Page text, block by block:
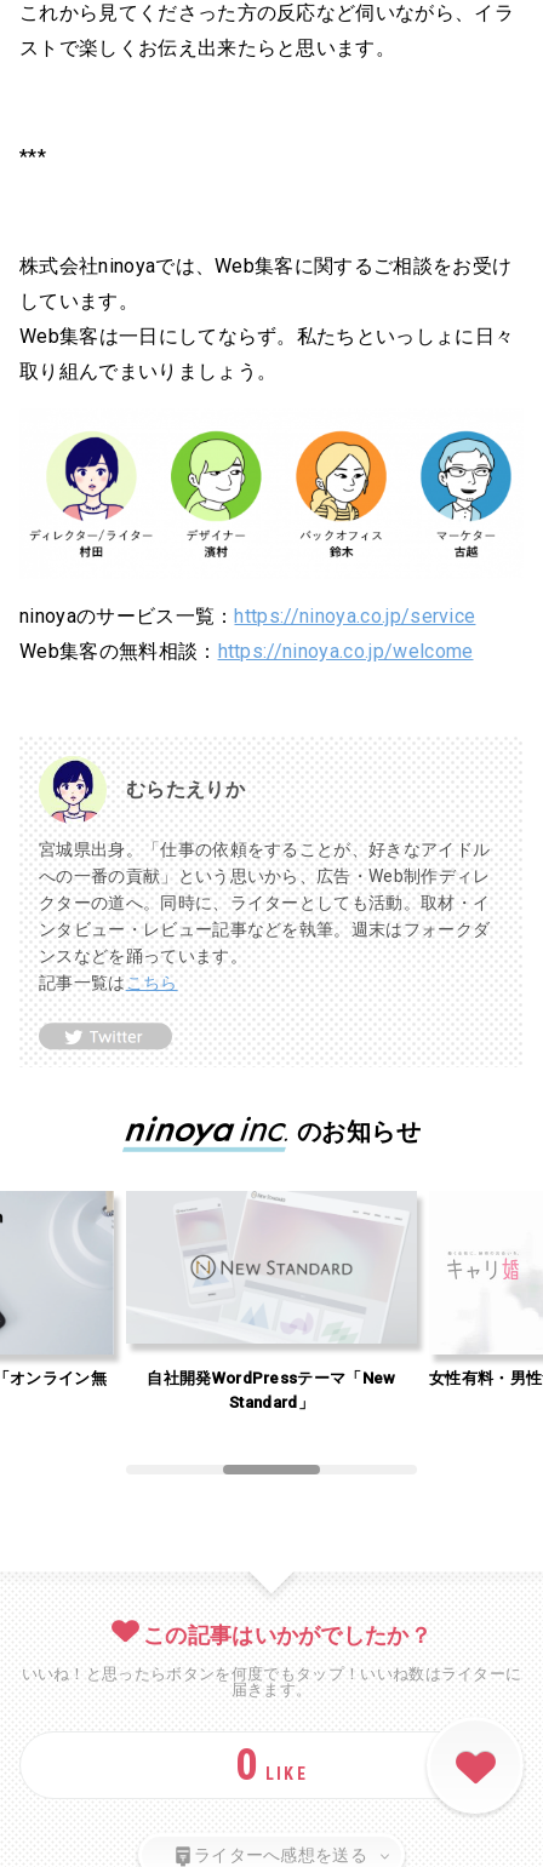
これから見てくださった方の反応など伺いながら、イラ
ストで楽しくお伝え出来たらと思います。
***
株式会社ninoyaでは、Web集客に関するご相談をお受け
しています。
Web集客は一日にしてならず。私たちといっしょに日々
取り組んでまいりましょう。
ninoyaのサービス一覧：https://ninoya.co.jp/service
Web集客の無料相談： https://ninoya.co.jp/welcome
むらたえりか
宮城県出身。「仕事の依頼をすることが、好きなアイドル
への一番の貢献」という思いから、広告・Web制作ディレ
クターの道へ。同時に、ライターとしても活動。取材・イ
ンタビュー・レビュー記事などを執筆。週末はフォークダ
ンスなどを踊っています。
記事一覧はこちら
のお知らせ
オンライン無
自社開発WordPressテーマ「New
Standard」
女性有料・男
この記事はいかがでしたか？
いいね！と思ったらボタンを何度でもタップ！いいね数はライターに
届きます。
0 LIKE
ライターへ感想を送る